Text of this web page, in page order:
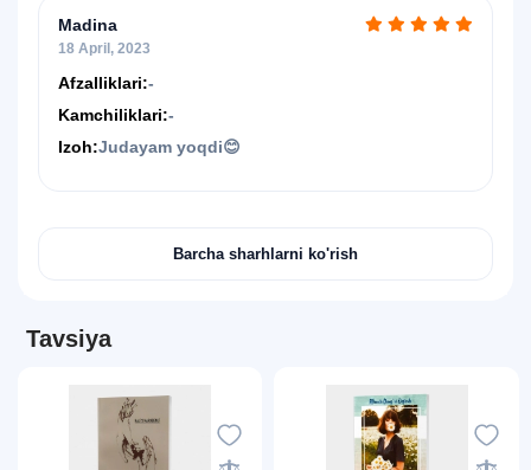
Madina
18 April, 2023
Afzalliklari:-
Kamchiliklari:-
Izoh:Judayam yoqdi😊
Barcha sharhlarni ko'rish
Tavsiya